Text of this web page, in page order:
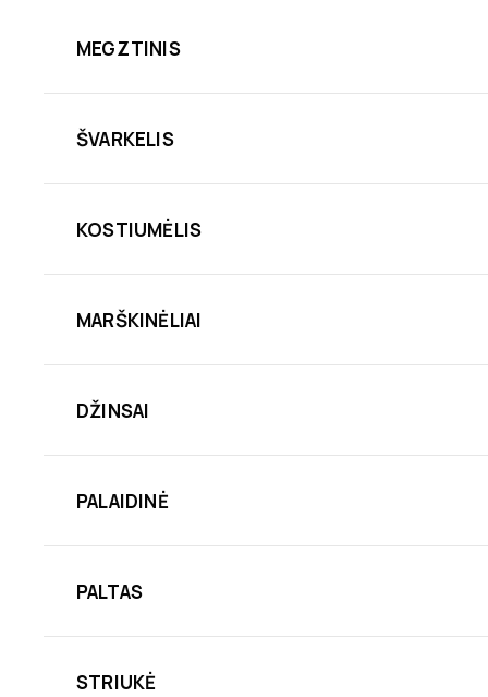
MEGZTINIS
ŠVARKELIS
KOSTIUMĖLIS
MARŠKINĖLIAI
DŽINSAI
PALAIDINĖ
PALTAS
STRIUKĖ